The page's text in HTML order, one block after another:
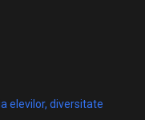
elevilor, diversitate